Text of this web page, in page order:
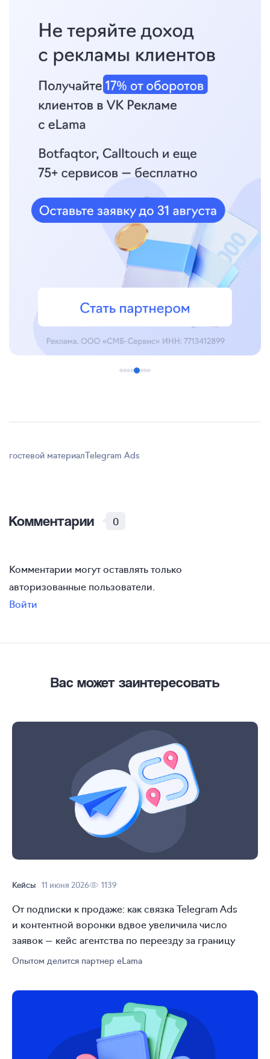
гостевой материалTelegram Ads
Комментарии 0
Комментарии могут оставлять только
авторизованные пользователи.
Войти
Вас может заинтересовать
Кейсы 11 июня 2026 1139
От подписки к продаже: как связка Telegram Ads
и контентной воронки вдвое увеличила число
заявок — кейс агентства по переезду за границу
Опытом делится партнер eLama